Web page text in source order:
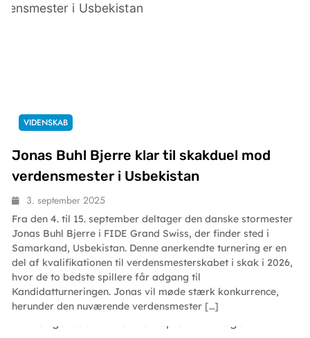
VIDENSKAB
Jonas Buhl Bjerre klar til skakduel mod
verdensmester i Usbekistan
3. september 2025
Fra den 4. til 15. september deltager den danske stormester
Jonas Buhl Bjerre i FIDE Grand Swiss, der finder sted i
Samarkand, Usbekistan. Denne anerkendte turnering er en
del af kvalifikationen til verdensmesterskabet i skak i 2026,
hvor de to bedste spillere får adgang til
Kandidatturneringen. Jonas vil møde stærk konkurrence,
herunder den nuværende verdensmester […]